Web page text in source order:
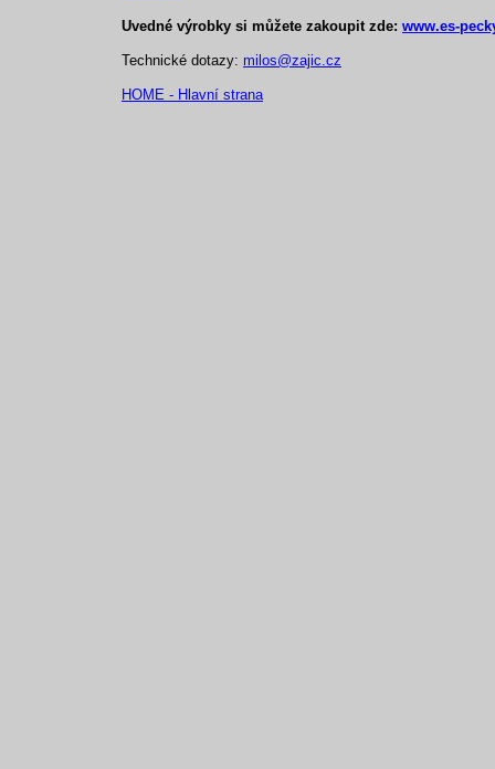
Uvedné výrobky si můžete zakoupit zde: www.es-
Technické dotazy: milos@zajic.cz
HOME - Hlavní strana